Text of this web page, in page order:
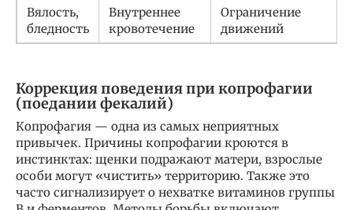
Вялость,
бледность
Внутреннее
кровотечение
Ограничение
движений
Коррекция поведения при копрофагии
(поедании фекалий)
Копрофагия — одна из самых неприятных
привычек. Причины копрофагии кроются в
инстинктах: щенки подражают матери, взрослые
особи могут «чистить» территорию. Также это
часто сигнализирует о нехватке витаминов группы